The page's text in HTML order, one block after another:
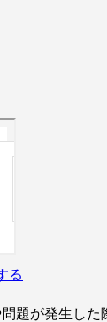
る
題が発生し